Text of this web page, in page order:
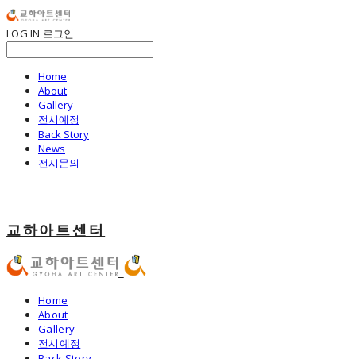
LOG IN 로그인
Home
About
Gallery
전시예정
Back Story
News
전시문의
교하아트센터
Home
About
Gallery
전시예정